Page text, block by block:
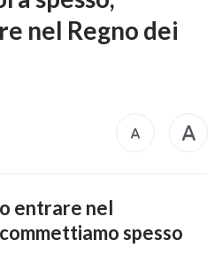
nel Regno dei
entrare nel
spesso